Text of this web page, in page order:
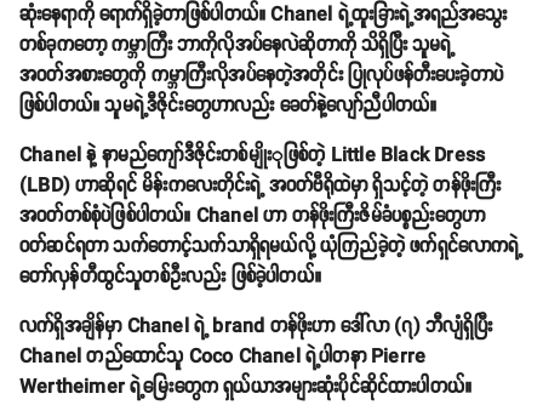
ဆုံးနေရာကို ရောက်ရှိခဲ့တာဖြစ်ပါတယ်။ Chanel ရဲ့ထူးခြားရဲ့အရည်အသွေး
တစ်ခုကတော့ ကမ္ဘာကြီး ဘာကိုလိုအပ်နေလဲဆိုတာကို သိရှိပြီး သူမရဲ့
အဝတ်အစားတွေကို ကမ္ဘာကြီးလိုအပ်နေတဲ့အတိုင်း ပြုလုပ်ဖန်တီးပေးခဲ့တာပဲ
ဖြစ်ပါတယ်။ သူမရဲ့ဒီဇိုင်းတွေဟာလည်း ခေတ်နဲ့လျော်ညီပါတယ်။
Chanel နဲ့ နာမည်ကျော်ဒီဇိုင်းတစ်မျိုးုဖြစ်တဲ့ Little Black Dress
(LBD) ဟာဆိုရင် မိန်းကလေးတိုင်းရဲ့ အဝတ်ဗီရိုထဲမှာ ရှိသင့်တဲ့ တန်ဖိုးကြီး
အဝတ်တစ်စုံပဲဖြစ်ပါတယ်။ Chanel ဟာ တန်ဖိုးကြီးဇိမ်ခံပစ္စည်းတွေဟာ
ဝတ်ဆင်ရတာ သက်တောင့်သက်သာရှိရမယ်လို့ ယုံကြည်ခဲ့တဲ့ ဖက်ရှင်လောကရဲ့
တော်လှန်တီထွင်သူတစ်ဦးလည်း ဖြစ်ခဲ့ပါတယ်။
လက်ရှိအချိန်မှာ Chanel ရဲ့ brand တန်ဖိုးဟာ ဒေါ်လာ (၇) ဘီလျံရှိပြီး
Chanel တည်ထောင်သူ Coco Chanel ရဲ့ပါတနာ Pierre
Wertheimer ရဲ့မြေးတွေက ရှယ်ယာအများဆုံးပိုင်ဆိုင်ထားပါတယ်။